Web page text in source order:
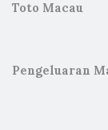
Toto Macau
Pengeluaran